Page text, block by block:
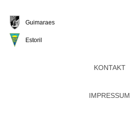
Guimaraes
Estoril
KONTAKT
IMPRESSUM